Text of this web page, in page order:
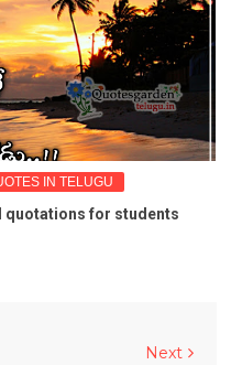
IN TELUGU
for students
Next